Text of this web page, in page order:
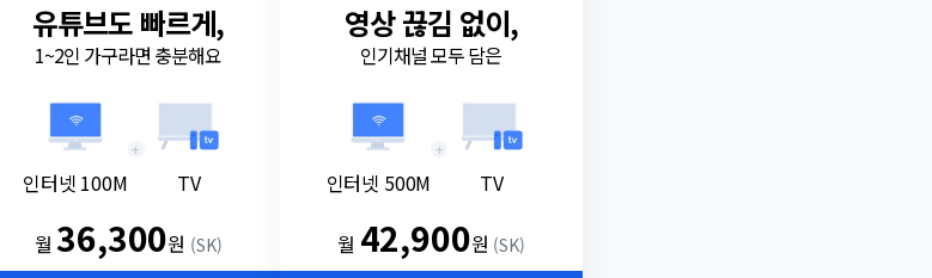
유튜브도 빠르게,
1~2인 가구라면 충분해요
인터넷 100M
+
TV
월36,300원 (SK)
영상 끊김 없이,
인기채널 모두 담은
인터넷 500M
+
TV
월 42,900원 (SK)